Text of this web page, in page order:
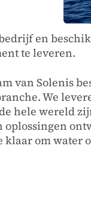
en
te leveren.
van Solenis
We
hele wereld
om water